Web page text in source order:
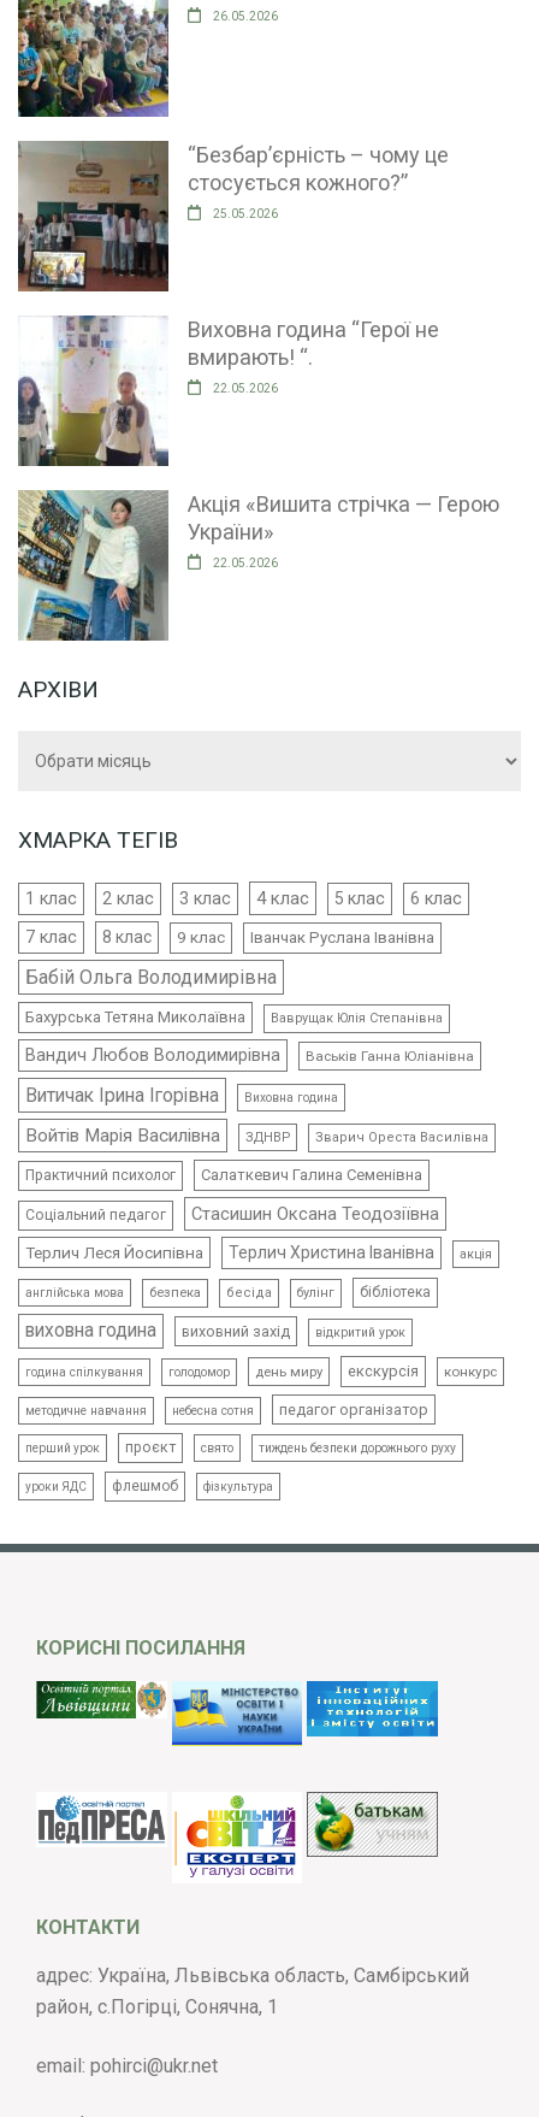
26.05.2026
“Безбар’єрність – чому це
стосується кожного?”
25.05.2026
Виховна година “Герої не
вмирають! “.
22.05.2026
Акція «Вишита стрічка — Герою
України»
22.05.2026
АРХІВИ
ХМАРКА ТЕГІВ
1 клас 2 клас 3 клас 4 клас 5 клас 6 клас
7 клас 8 клас 9 клас Іванчак Руслана Іванівна
Бабій Ольга Володимирівна
Бахурська Тетяна Миколаївна Ваврущак Юлія Степанівна
Вандич Любов Володимирівна Васьків Ганна Юліанівна
Витичак Ірина Ігорівна Виховна година
Войтів Марія Василівна ЗДНВР Зварич Ореста Василівна
Практичний психолог Салаткевич Галина Семенівна
Соціальний педагог Стасишин Оксана Теодозіївна
Терлич Леся Йосипівна Терлич Христина Іванівна акція
англійська мова безпека бесіда булінг бібліотека
виховна година виховний захід відкритий урок
година спілкування голодомор день миру екскурсія конкурс
методичне навчання небесна сотня педагог організатор
перший урок проєкт свято тиждень безпеки дорожнього руху
уроки ЯДС флешмоб фізкультура
КОРИСНІ ПОСИЛАННЯ
КОНТАКТИ
адрес: Україна, Львівська область, Самбірський
район, с.Погірці, Сонячна, 1
email: pohirci@ukr.net